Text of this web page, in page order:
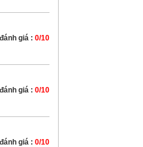
giá : 0/10
giá : 0/10
giá : 0/10